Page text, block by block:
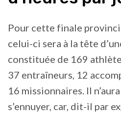
Pour cette finale
celui-ci sera à la tête
constituée de 169
37 entraîneurs, 12
16 missionnaires. Il
s’ennuyer, car, dit-il par